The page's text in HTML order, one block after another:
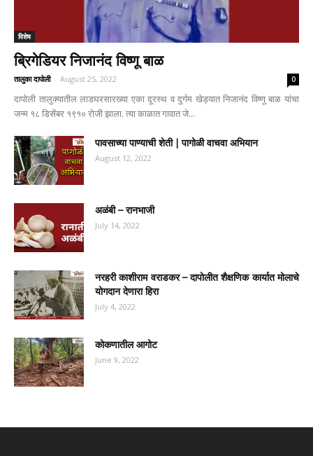
विशेष
ब्रिगेडियर निजानंद विष्णू बाळ
तालुका दापोली - August 25, 2022 0
दापोली तालुक्यातील लाडघरसारख्या एका दूरस्थ व दुर्गम खेड्यात निजानंद विष्णू बाळ यांचा
जन्म १८ डिसेंबर १९१० रोजी झाला. त्या काळात गावात जे...
पावसाच्या पाण्याची शेती | पागोळी वाचवा अभियान
August 12, 2022
अळंबी – रानभाजी
July 14, 2022
नरहरी काशीराम वराडकर – दापोलीत शैक्षणिक कार्यात मोलाचे
योगदान देणारा हिरा
July 4, 2022
कोकणातील आगोट
June 9, 2022